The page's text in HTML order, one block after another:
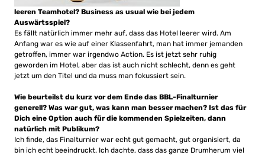
leeren Teamhotel? Business as usual wie bei jedem
Auswärtsspiel?
Es fällt natürlich immer mehr auf, dass das Hotel leerer wird. Am
Anfang war es wie auf einer Klassenfahrt, man hat immer jemanden
getroffen, immer war irgendwo Action. Es ist jetzt sehr ruhig
geworden im Hotel, aber das ist auch nicht schlecht, denn es geht
jetzt um den Titel und da muss man fokussiert sein.
Wie beurteilst du kurz vor dem Ende das BBL-Finalturnier
generell? Was war gut, was kann man besser machen? Ist das für
Dich eine Option auch für die kommenden Spielzeiten, dann
natürlich mit Publikum?
Ich finde, das Finalturnier war echt gut gemacht, gut organisiert, da
bin ich echt beeindruckt. Ich dachte, dass das ganze Drumherum viel